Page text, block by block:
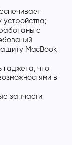
с
MacBook
гаджета, что
в
запчасти